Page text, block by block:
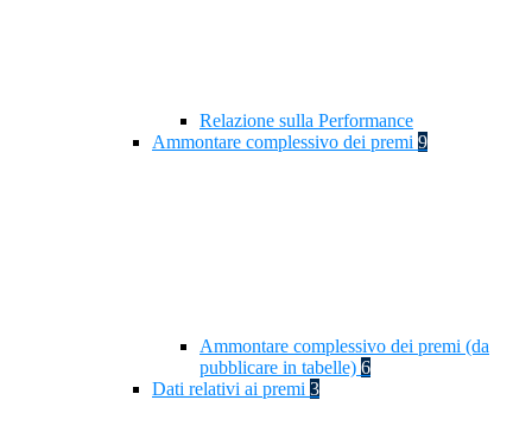
Relazione sulla Performance
Ammontare complessivo dei premi 9
Ammontare complessivo dei premi (da
pubblicare in tabelle) 6
Dati relativi ai premi 3